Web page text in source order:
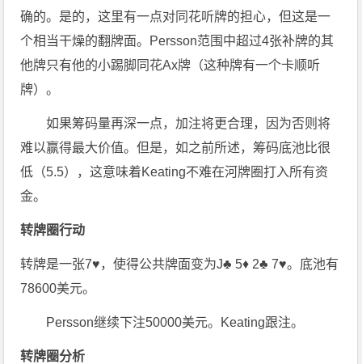
确的。是的，这里有一点对同花听牌的担心，但这是一
个相当干燥的翻牌面。Persson范围中超过4张补牌的其
他牌只有他的小踢脚同花Ax牌（这种牌有一个卡顺听
牌）。
如果筹码量再深一点，加注将更合理，因为否则将
难以赢得最大价值。但是，如之前所述，筹码底池比很
低（5.5），这意味着Keating不难在河牌圈打入所有资
金。
转牌圈行动
转牌是一张7♥，使得公共牌面变为J♣ 5♦ 2♣ 7♥。底池有
78600美元。
Persson继续下注50000美元。Keating跟注。
转牌圈分析